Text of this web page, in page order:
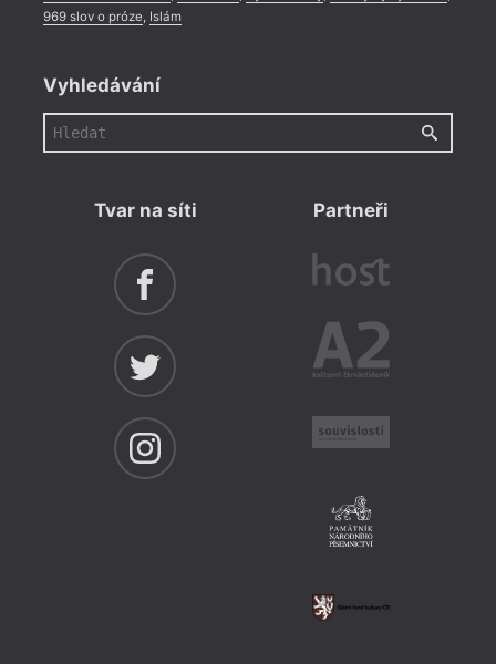
969 slov o próze, Islám
Vyhledávání
Tvar na síti Partneři